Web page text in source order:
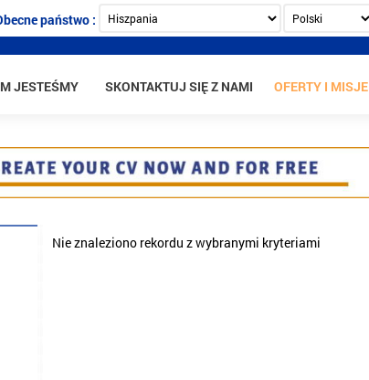
państwo :
JESTEŚMY SKONTAKTUJ SIĘ Z NAMI OFERTY I MISJE
Nie znaleziono rekordu z wybranymi kryteriami